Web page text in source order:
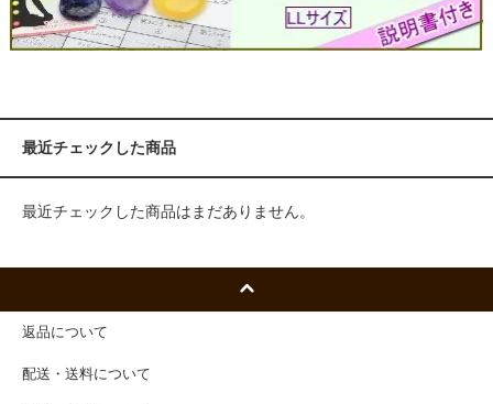
最近チェックした商品
最近チェックした商品はまだありません。
返品について
配送・送料について